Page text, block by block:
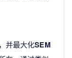
并最大化SEM